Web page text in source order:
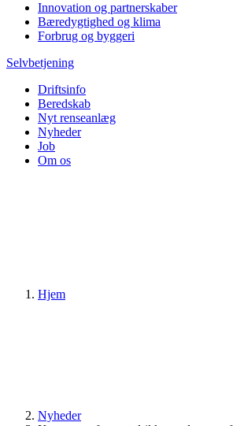
Innovation og partnerskaber
Bæredygtighed og klima
Forbrug og byggeri
Selvbetjening
Driftsinfo
Beredskab
Nyt renseanlæg
Nyheder
Job
Om os
Hjem
Nyheder